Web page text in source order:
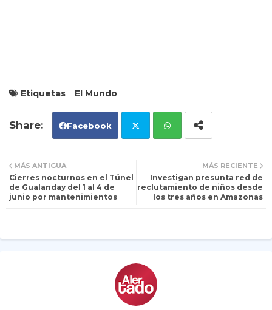
Etiquetas El Mundo
Facebook
itt ats
MÁS RECIENTE
Investigan presunta red de
reclutamiento de niños desde
los tres años en Amazonas
MÁS ANTIGUA
Cierres nocturnos en el Túnel
de Gualanday del 1 al 4 de
junio por mantenimientos